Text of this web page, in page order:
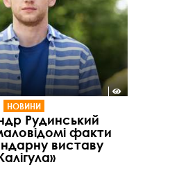
НОВИНИ
Рудинський
факти
виставу